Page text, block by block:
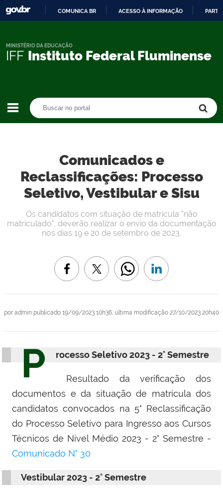
CONTEÚDO
COMUNICA BR ACESSO À INFORMAÇÃO
IFF Instituto Federal Fluminense
MINISTÉRIO DA EDUCAÇÃO
Comunicados e
Reclassificações: Processo
Seletivo, Vestibular e Sisu
por admin publicado 19/09/2023 10h36, última modificação 27/10/2023 20h40
Os candidatos com situação de matrícula "não
matriculado", deverão realizar o envio da documentação
nos dias 19 e 20 de setembro de 2023.
P rocesso Seletivo 2023 - 2° Semestre
Resultado da verificação dos
documentos e da situação de matrícula dos
candidatos convocados na 5° Reclassificação
do Processo Seletivo para Ingresso aos Cursos
Técnicos de Nível Médio 2023 - 2° Semestre -
Comunicado N° 30
Vestibular 2023 - 2° Semestre